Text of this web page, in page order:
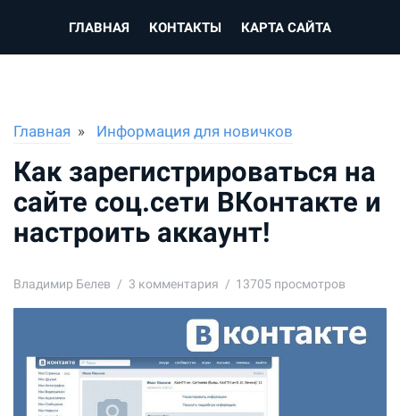
ГЛАВНАЯ КОНТАКТЫ КАРТА САЙТА
Главная Информация для новичков
Как зарегистрироваться на
сайте соц.сети ВКонтакте и
настроить аккаунт!
Владимир Белев 3 комментария 13705 просмотров